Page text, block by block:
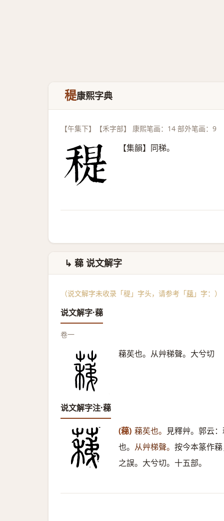
䅠康熙字典
【午集下】【禾字部】 康熙笔画：14 部外笔画：9
【集韻】同稊。
↳ 蕛 说文解字
（说文解字未收录「䅠」字头，请参考「蕛 」字：）
说文解字·蕛
卷一
蕛苵也。从艸稊聲。大兮切
说文解字注·蕛
(蕛) 蕛苵也。 見釋艸。郭云
也。 从艸梯聲。 按今本篆作
之誤。大兮切。十五部。